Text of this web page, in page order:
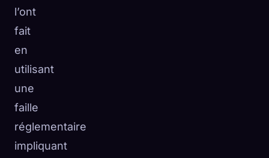
l’ont
fait
en
utilisant
une
faille
réglementaire
impliquant